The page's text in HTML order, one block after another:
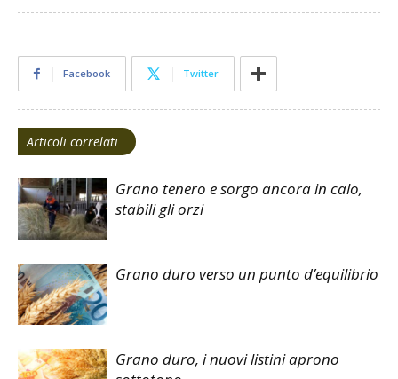
Facebook Twitter
Articoli correlati
Grano tenero e sorgo ancora in calo,
stabili gli orzi
Grano duro verso un punto d’equilibrio
Grano duro, i nuovi listini aprono